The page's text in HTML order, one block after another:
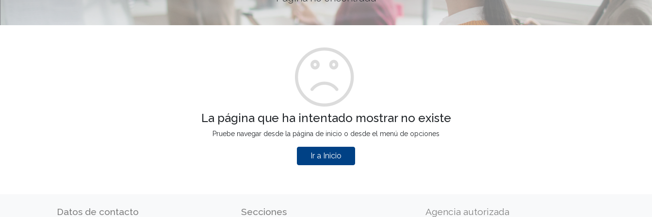
La página que ha intentado mostrar no existe
Pruebe navegar desde la página de inicio o desde el menú de opciones
Ir a Inicio
Datos de contacto Secciones Agencia autorizada